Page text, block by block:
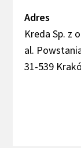
Adres
Kreda Sp. z
al.
31-539